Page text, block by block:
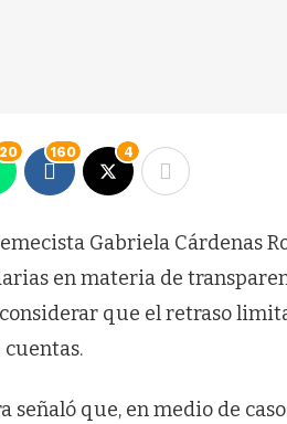
20 160 4
Gabriela Cárdenas
en materia de
considerar que el retraso
señaló que, en medio de